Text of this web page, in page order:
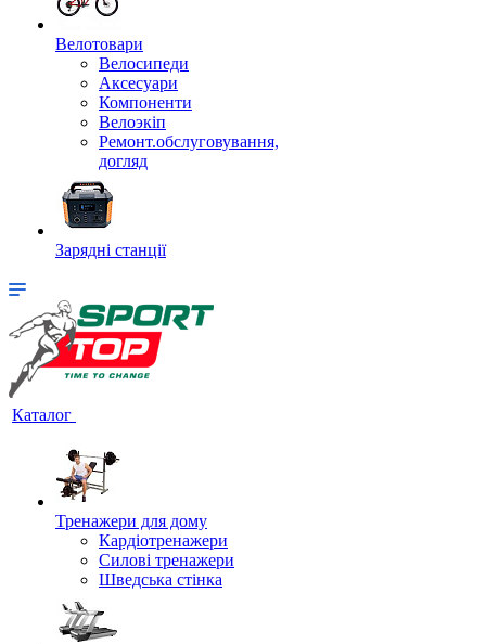
Велотовари
Велосипеди
Аксесуари
Компоненти
Велоэкіп
Ремонт.обслуговування,
догляд
Зарядні станції
Каталог
Тренажери для дому
Кардіотренажери
Силові тренажери
Шведська стінка